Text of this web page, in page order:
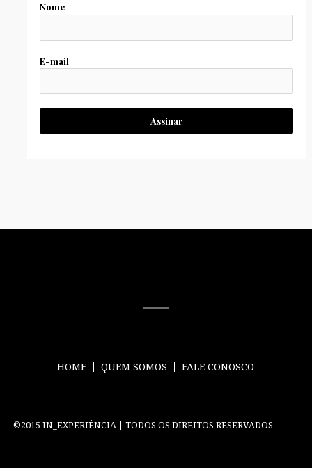
Nome
E-mail
Assinar
HOME QUEM SOMOS FALE CONOSCO
©2015 IN_EXPERIÊNCIA | TODOS OS DIREITOS RESERVADOS